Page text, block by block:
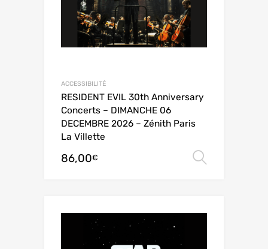
ACCESSIBILITÉ
RESIDENT EVIL 30th Anniversary
Concerts – DIMANCHE 06
DECEMBRE 2026 – Zénith Paris
La Villette
86,00€